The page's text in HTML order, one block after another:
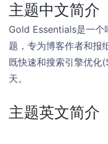
主题中文简介
Gold Essentials是一个
题，专为博客作者和报
既快速和搜索引擎优化
天。
主题英文简介